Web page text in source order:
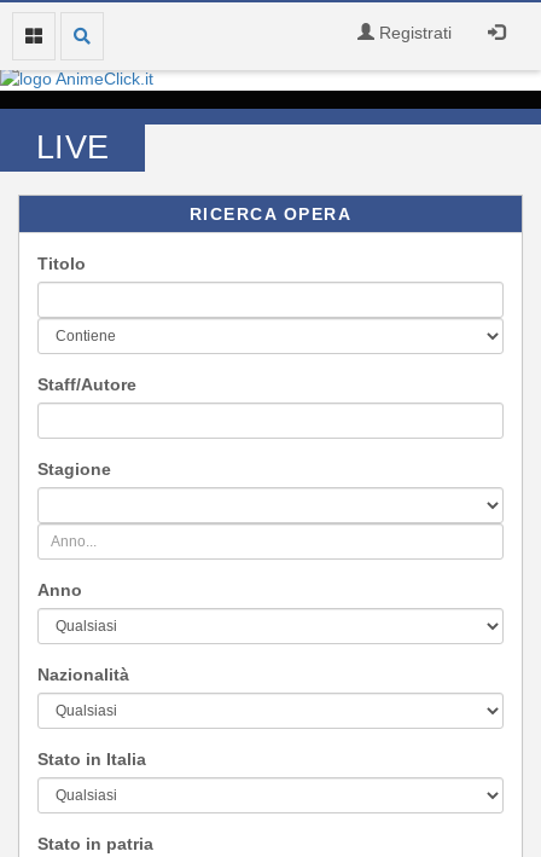
Registrati
LIVE
RICERCA OPERA
Titolo
Staff/Autore
Stagione
Anno
Nazionalità
Stato in Italia
Stato in patria